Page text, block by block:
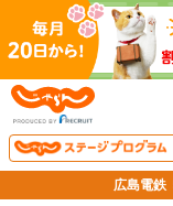
広島電鉄